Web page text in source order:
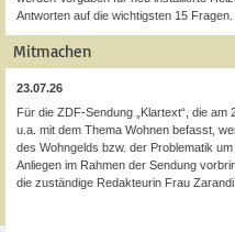
Antworten auf die wichtigsten 15 Fragen.
Mitmachen
23.07.26
Für die ZDF-Sendung „Klartext“, die
u.a. mit dem Thema Wohnen befasst,
des Wohngelds bzw. der Problematik
Anliegen im Rahmen der Sendung
die zuständige Redakteurin Frau Zarandi: